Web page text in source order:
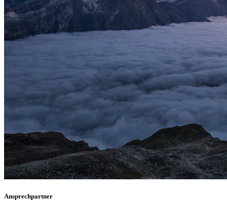
Ansprechpartner